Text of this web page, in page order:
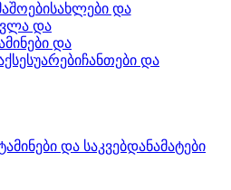
სახლები და
და
და
ჩანთები და
და საკვებდანამატები